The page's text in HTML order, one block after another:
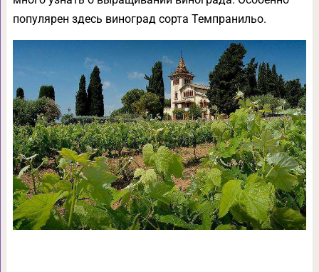
популярен здесь виноград сорта Темпранильо.